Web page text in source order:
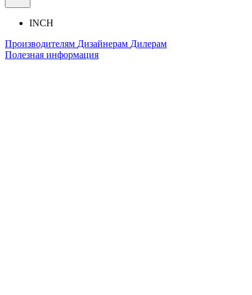
INCH
Производителям Дизайнерам Дилерам
Полезная информация